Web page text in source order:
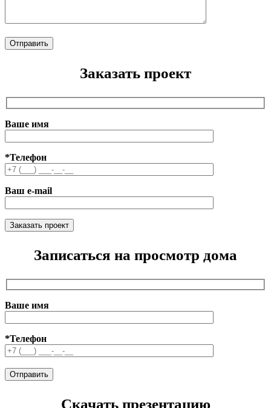
Заказать проект
Ваше имя
*Телефон
Ваш e-mail
Записаться на просмотр дома
Ваше имя
*Телефон
Скачать презентацию